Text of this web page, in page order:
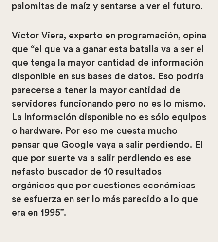
palomitas de maíz y sentarse a ver el futuro.
Víctor Viera, experto en programación, opina
que “el que va a ganar esta batalla va a ser el
que tenga la mayor cantidad de información
disponible en sus bases de datos. Eso podría
parecerse a tener la mayor cantidad de
servidores funcionando pero no es lo mismo.
La información disponible no es sólo equipos
o hardware. Por eso me cuesta mucho
pensar que Google vaya a salir perdiendo. El
que por suerte va a salir perdiendo es ese
nefasto buscador de 10 resultados
orgánicos que por cuestiones económicas
se esfuerza en ser lo más parecido a lo que
era en 1995”.